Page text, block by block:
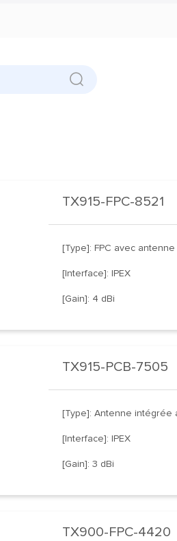
TX915-FPC-8521
[Type]: FPC avec
[Interface]: IPEX
[Gain]: 4 dBi
TX915-PCB-7505
[Type]: Antenne intégrée
[Interface]: IPEX
[Gain]: 3 dBi
TX900-FPC-4420